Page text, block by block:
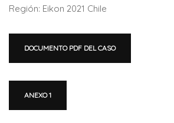
Región: Eikon 2021 Chile
DOCUMENTO PDF DEL CASO
ANEXO 1